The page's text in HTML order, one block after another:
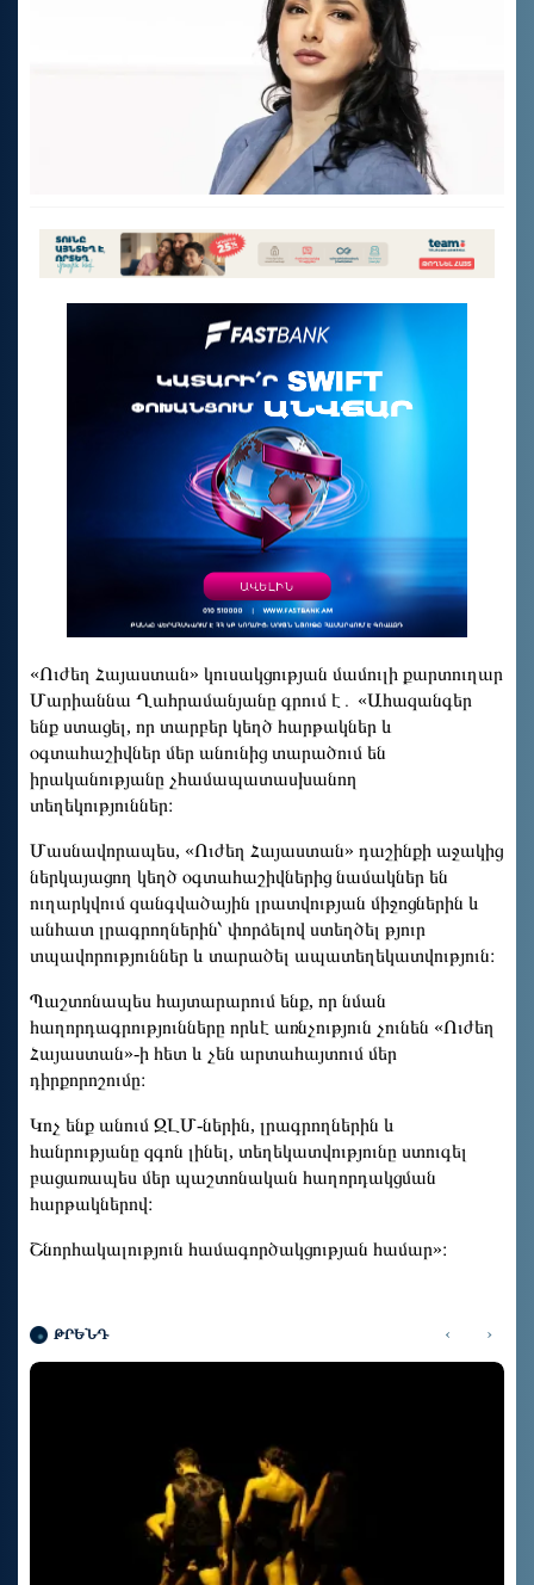
«Ուժեղ Հայաստան» կուսակցության մամուլի քարտուղար
Մարիաննա Ղահրամանյանը գրում է․ «Ահազանգեր
ենք ստացել, որ տարբեր կեղծ հարթակներ և
օգտահաշիվներ մեր անունից տարածում են
իրականությանը չհամապատասխանող
տեղեկություններ։
Մասնավորապես, «Ուժեղ Հայաստան» դաշինքի աջակից
ներկայացող կեղծ օգտահաշիվներից նամակներ են
ուղարկվում զանգվածային լրատվության միջոցներին և
անհատ լրագրողներին՝ փորձելով ստեղծել թյուր
տպավորություններ և տարածել ապատեղեկատվություն։
Պաշտոնապես հայտարարում ենք, որ նման
հաղորդագրությունները որևէ առնչություն չունեն «Ուժեղ
Հայաստան»-ի հետ և չեն արտահայտում մեր
դիրքորոշումը։
Կոչ ենք անում ԶԼՄ-ներին, լրագրողներին և
հանրությանը զգոն լինել, տեղեկատվությունը ստուգել
բացառապես մեր պաշտոնական հաղորդակցման
հարթակներով։
Շնորհակալություն համագործակցության համար»։
ԹՐԵՆԴ ‹ ›